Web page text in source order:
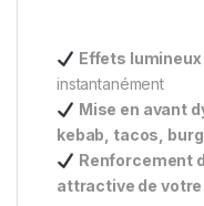
Effets
instantanément
Mise en avant
kebab, tacos,
Renforcement
attractive de